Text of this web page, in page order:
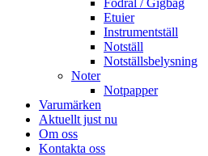
Fodral / Gigbag
Etuier
Instrumentställ
Notställ
Notställsbelysning
Noter
Notpapper
Varumärken
Aktuellt just nu
Om oss
Kontakta oss